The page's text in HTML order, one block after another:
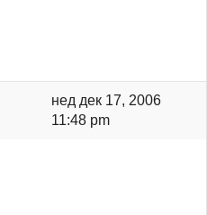
нед дек 17, 2006
11:48 pm